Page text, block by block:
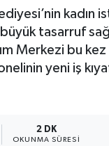
kadın
tasarruf
Merkezi bu
yeni iş
2 DK
OKUNMA SÜRESI